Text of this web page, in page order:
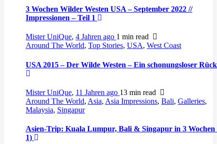
3 Wochen Wilder Westen USA – September 2022 //
Impressionen – Teil 1
Mister UniQue, 4 Jahren ago 1 min read
Around The World, Top Stories, USA, West Coast
USA 2015 – Der Wilde Westen – Ein schonungsloser
Mister UniQue, 11 Jahren ago 13 min read
Around The World, Asia, Asia Impressions, Bali, Galleries,
Malaysia, Singapur
Asien-Trip: Kuala Lumpur, Bali & Singapur in 3 Wochen
1)